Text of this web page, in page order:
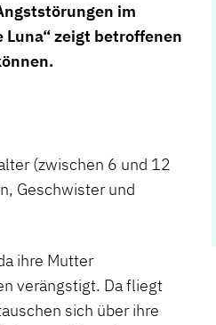
im
Luna“ zeigt betroffenen
(zwischen 6 und 12
Geschwister und
ihre Mutter
verängstigt. Da fliegt
sich über ihre